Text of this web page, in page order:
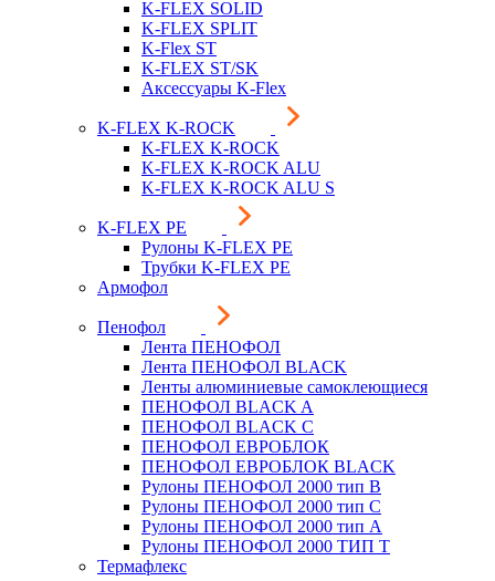
K-FLEX SOLID
K-FLEX SPLIT
K-Flex ST
K-FLEX ST/SK
Аксессуары K-Flex
K-FLEX K-ROCK
K-FLEX K-ROCK
K-FLEX K-ROCK ALU
K-FLEX K-ROCK ALU S
K-FLEX PE
Рулоны K-FLEX PE
Трубки K-FLEX PE
Армофол
Пенофол
Лента ПЕНОФОЛ
Лента ПЕНОФОЛ BLACK
Ленты алюминиевые самоклеющиеся
ПЕНОФОЛ BLACK A
ПЕНОФОЛ BLACK С
ПЕНОФОЛ ЕВРОБЛОК
ПЕНОФОЛ ЕВРОБЛОК BLACK
Рулоны ПЕНОФОЛ 2000 тип B
Рулоны ПЕНОФОЛ 2000 тип C
Рулоны ПЕНОФОЛ 2000 тип А
Рулоны ПЕНОФОЛ 2000 ТИП Т
Термафлекс